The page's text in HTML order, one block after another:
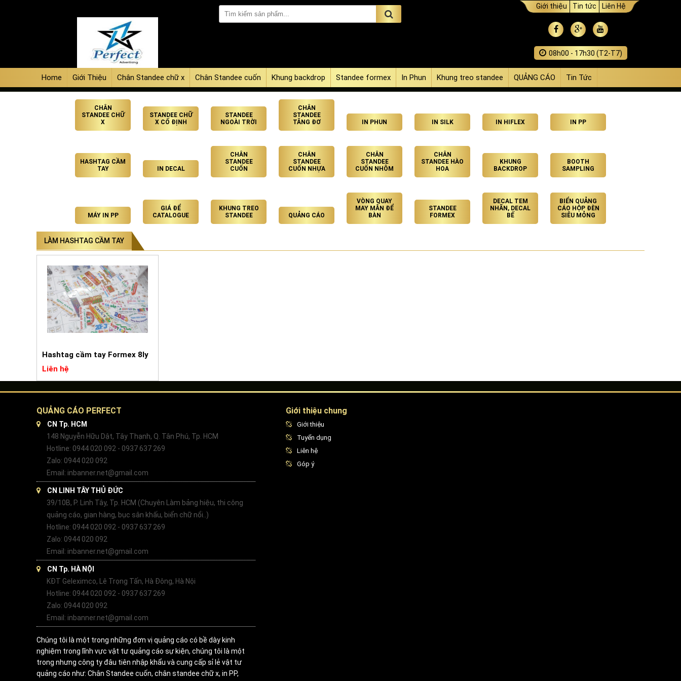
Giới thiệu Tin tức Liên Hệ
08h00 - 17h30 (T2-T7)
Home Giới Thiệu Chân Standee chữ x Chân Standee cuốn Khung backdrop Standee formex In Phun Khung treo standee QUẢNG CÁO Tin Tức
CHÂN
STANDEE CHỮ
X
STANDEE CHỮ
X CỐ ĐỊNH
STANDEE
NGOÀI TRỜI
CHÂN
STANDEE
TĂNG ĐƠ
IN PHUN IN SILK IN HIFLEX IN PP
HASHTAG CẦM
TAY
IN DECAL
CHÂN
STANDEE
CUỐN
CHÂN
STANDEE
CUỐN NHỰA
CHÂN
STANDEE
CUỐN NHÔM
CHÂN
STANDEE HÀO
HOA
KHUNG
BACKDROP
BOOTH
SAMPLING
MÁY IN PP
GIÁ ĐỂ
CATALOGUE
KHUNG TREO
STANDEE
QUẢNG CÁO
VÒNG QUAY
MAY MẮN ĐỂ
BÀN
STANDEE
FORMEX
DECAL TEM
NHÃN, DECAL
BẾ
BIỂN QUẢNG
CÁO HỘP ĐÈN
SIÊU MỎNG
LÀM HASHTAG CẦM TAY
Hashtag cầm tay Formex 8ly
Liên hệ
QUẢNG CÁO PERFECT
CN Tp. HCM
148 Nguyễn Hữu Dật, Tây Thạnh, Q. Tân Phú, Tp. HCM
Hotline: 0944 020 092 - 0937 637 269
Zalo: 0944 020 092
Email: inbanner.net@gmail.com
CN LINH TÂY THỦ ĐỨC
39/10B, P. Linh Tây, Tp. HCM (Chuyên Làm bảng hiệu, thi công
quảng cáo, gian hàng, bục sân khấu, biển chữ nổi..)
Hotline: 0944 020 092 - 0937 637 269
Zalo: 0944 020 092
Email: inbanner.net@gmail.com
CN Tp. HÀ NỘI
KĐT Geleximco, Lê Trọng Tấn, Hà Đông, Hà Nội
Hotline: 0944 020 092 - 0937 637 269
Zalo: 0944 020 092
Email: inbanner.net@gmail.com
Chúng tôi là một trong những đơn vị quảng cáo có bề dày kinh
nghiệm trong lĩnh vực vật tư quảng cáo sự kiện, chúng tôi là một
trong nhưng công ty đâu tiên nhập khẩu và cung cấp sỉ lẻ vật tư
quảng cáo như: Chân Standee cuốn, chân standee chữ x, in PP,
Giới thiệu chung
Giới thiệu
Tuyển dụng
Liên hệ
Góp ý